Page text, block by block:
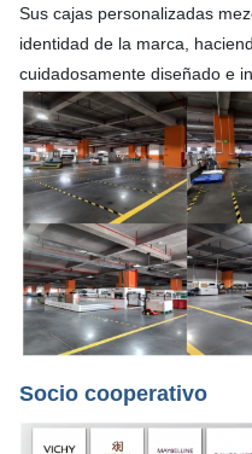
Sus cajas personalizadas
identidad de la marca,
cuidadosamente diseñado e
Socio cooperativo